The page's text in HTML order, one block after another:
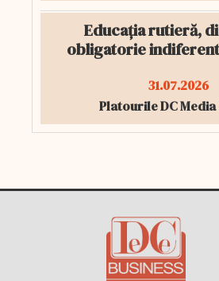
Educația rutieră,
obligatorie
31.07.2026
Platourile DC